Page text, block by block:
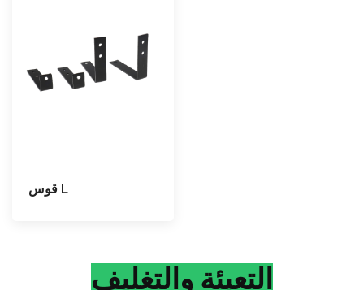
قوس L
التعبئة والتغليف